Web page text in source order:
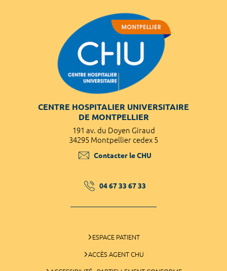
CENTRE HOSPITALIER UNIVERSITAIRE
DE MONTPELLIER
191 av. du Doyen Giraud
34295 Montpellier cedex 5
Contacter le CHU
04 67 33 67 33
ESPACE PATIENT
ACCÈS AGENT CHU